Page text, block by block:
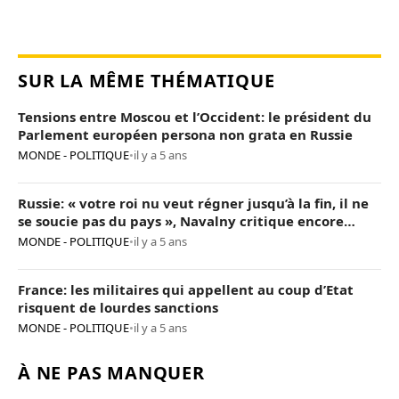
SUR LA MÊME THÉMATIQUE
Tensions entre Moscou et l’Occident: le président du
Parlement européen persona non grata en Russie
MONDE - POLITIQUE•il y a 5 ans
Russie: « votre roi nu veut régner jusqu’à la fin, il ne
se soucie pas du pays », Navalny critique encore
Poutine
MONDE - POLITIQUE•il y a 5 ans
France: les militaires qui appellent au coup d’Etat
risquent de lourdes sanctions
MONDE - POLITIQUE•il y a 5 ans
À NE PAS MANQUER